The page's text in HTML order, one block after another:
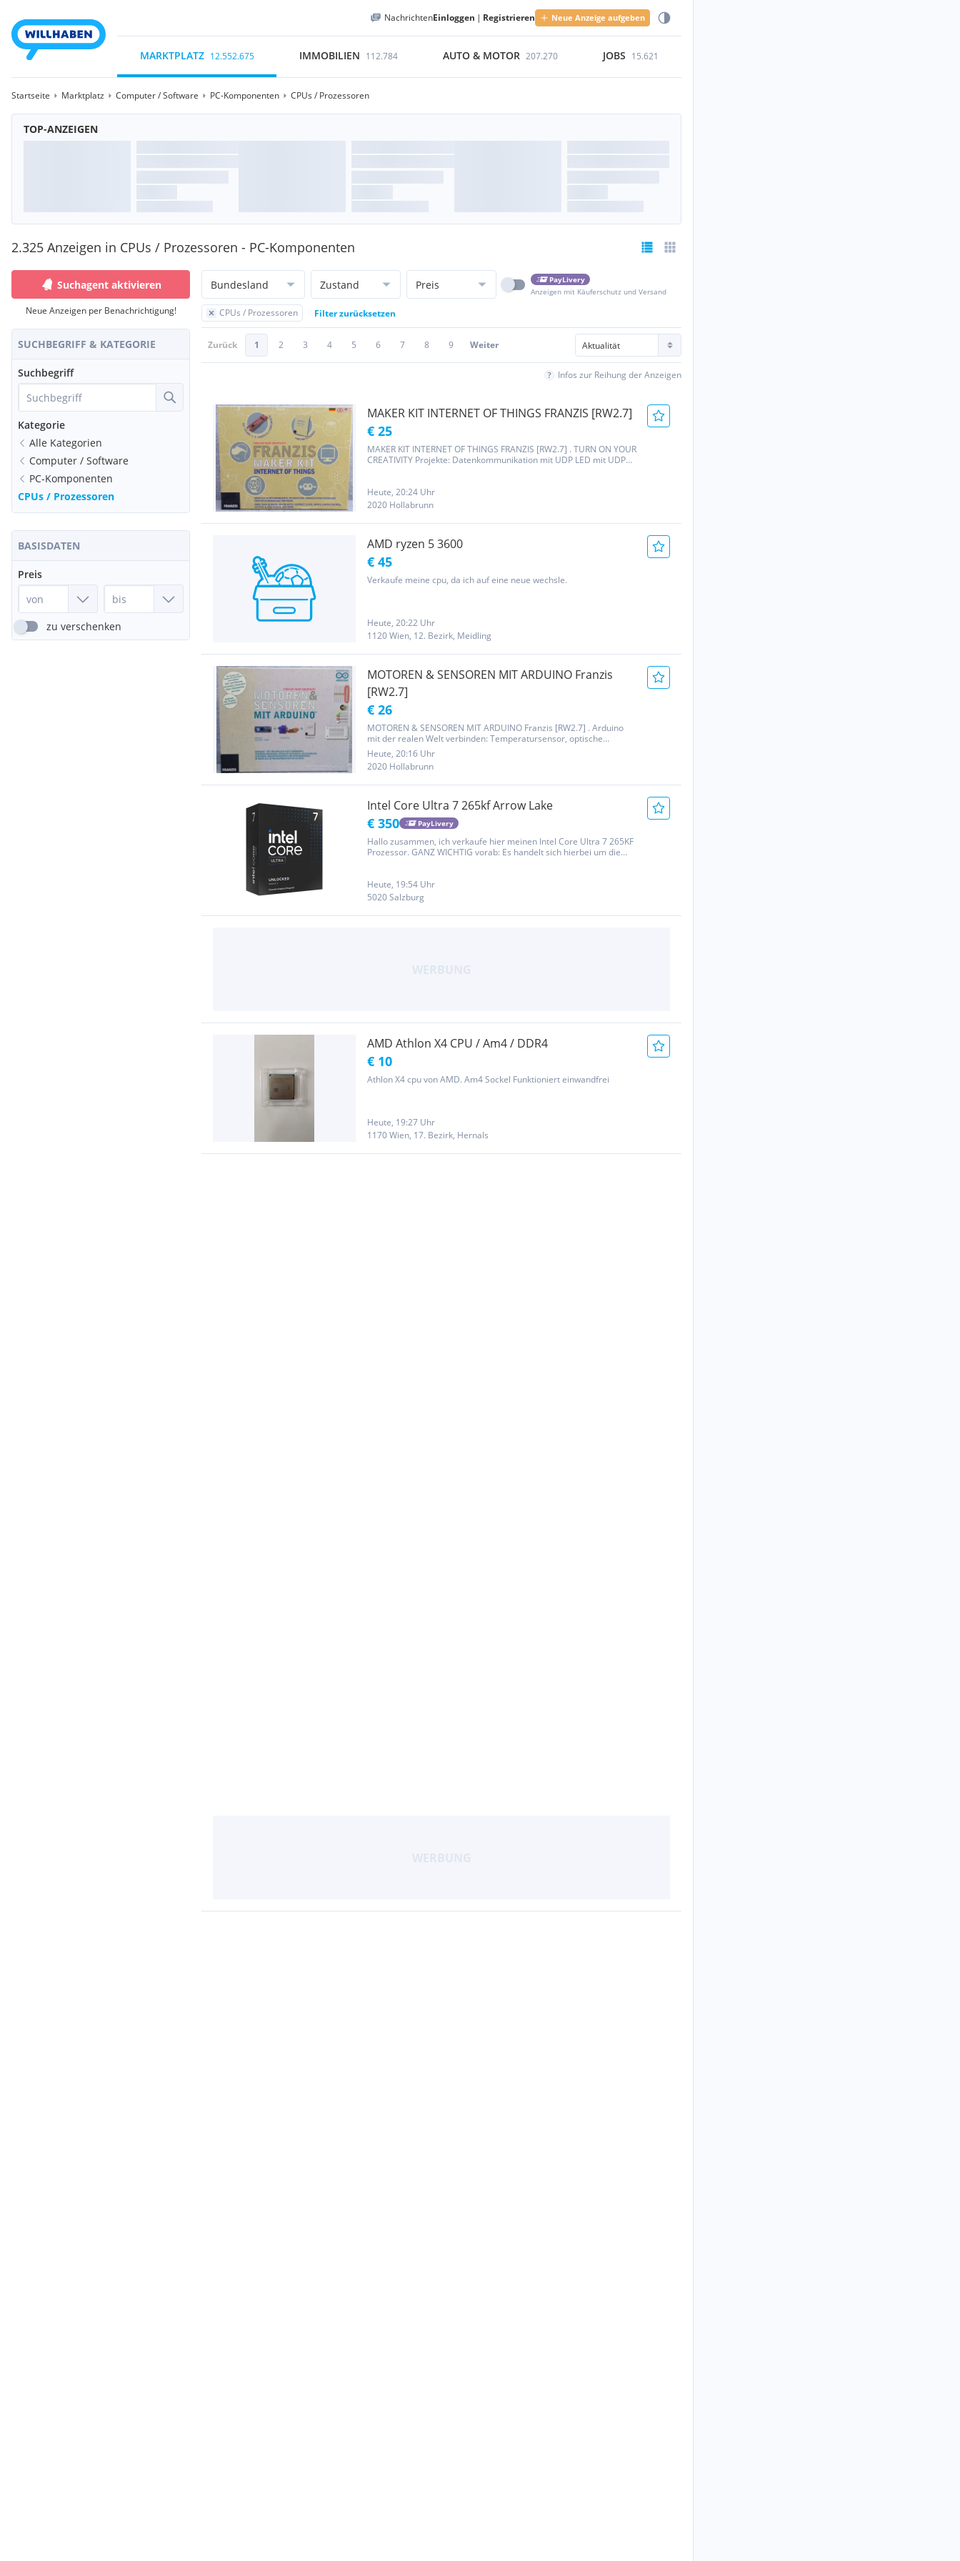
NachrichtenEinloggen | Registrieren Neue Anzeige aufgeben
MARKTPLATZ 12.552.675 IMMOBILIEN 112.784 AUTO & MOTOR 207.270 JOBS 15.621
Startseite Marktplatz Computer / Software PC-Komponenten CPUs / Prozessoren
TOP-ANZEIGEN
2.325 Anzeigen in CPUs / Prozessoren - PC-Komponenten
Suchagent aktivieren
Neue Anzeigen per Benachrichtigung!
SUCHBEGRIFF & KATEGORIE
Suchbegriff
Kategorie
Alle Kategorien
Computer / Software
PC-Komponenten
CPUs / Prozessoren
BASISDATEN
Preis
zu verschenken
Bundesland Zustand Preis
PayLivery
Anzeigen mit Käuferschutz und Versand
CPUs / Prozessoren Filter zurücksetzen
Zurück 1 2 3 4 5 6 7 8 9 Weiter
Infos zur Reihung der Anzeigen
MAKER KIT INTERNET OF THINGS FRANZIS [RW2.7]
€ 25
MAKER KIT INTERNET OF THINGS FRANZIS [RW2.7] . TURN ON YOUR
CREATIVITY Projekte: Datenkommunikation mit UDP LED mit UDP
steuern...
Heute, 20:24 Uhr
2020 Hollabrunn
AMD ryzen 5 3600
€ 45
Verkaufe meine cpu, da ich auf eine neue wechsle.
Heute, 20:22 Uhr
1120 Wien, 12. Bezirk, Meidling
MOTOREN & SENSOREN MIT ARDUINO Franzis
[RW2.7]
€ 26
MOTOREN & SENSOREN MIT ARDUINO Franzis [RW2.7] . Arduino
mit der realen Welt verbinden: Temperatursensor, optische
Sensoren, mechanische Sensoren, Magnetsensoren UND
Servomotoren in mehr als 20 Praxisprojekten im Einsatz., Franzis
Maker Kit . Aufzüge,...
Heute, 20:16 Uhr
2020 Hollabrunn
Intel Core Ultra 7 265kf Arrow Lake
€ 350 PayLivery
Hallo zusammen, ich verkaufe hier meinen Intel Core Ultra 7 265KF
Prozessor. GANZ WICHTIG vorab: Es handelt sich hierbei um die
Heute, 19:54 Uhr
5020 Salzburg
AMD Athlon X4 CPU / Am4 / DDR4
€ 10
Athlon X4 cpu von AMD. Am4 Sockel Funktioniert einwandfrei
Heute, 19:27 Uhr
1170 Wien, 17. Bezirk, Hernals